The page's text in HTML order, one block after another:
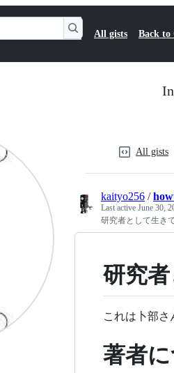
All gists Back
All gists
kaityo256 /
Last active June 30,
研究者として生き
研究
これは卜部さ
著者